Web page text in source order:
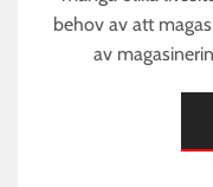
behov av att
av